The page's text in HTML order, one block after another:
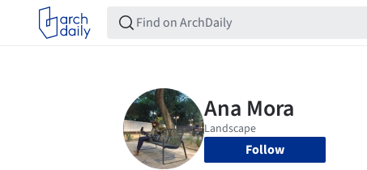
Follow